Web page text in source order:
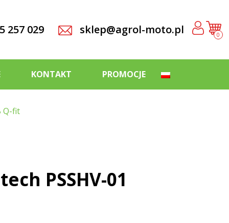
257 029 sklep@agrol-moto.pl 0
KONTAKT PROMOCJE
Q-fit
PSSHV-01